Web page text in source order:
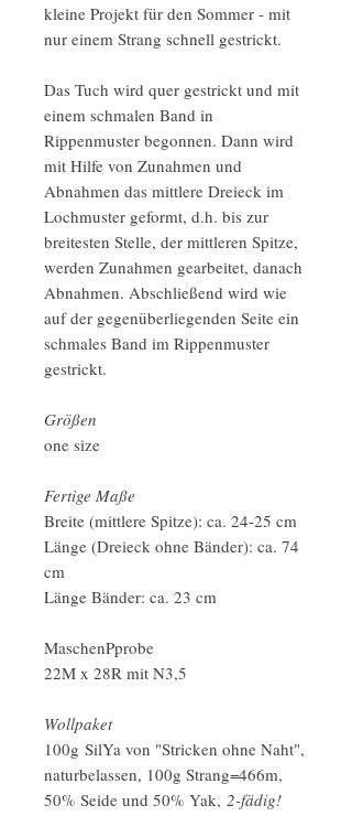
kleine Projekt für den Sommer - mit
nur einem Strang schnell gestrickt.
Das Tuch wird quer gestrickt und mit
einem schmalen Band in
Rippenmuster begonnen. Dann wird
mit Hilfe von Zunahmen und
Abnahmen das mittlere Dreieck im
Lochmuster geformt, d.h. bis zur
breitesten Stelle, der mittleren Spitze,
werden Zunahmen gearbeitet, danach
Abnahmen. Abschließend wird wie
auf der gegenüberliegenden Seite ein
schmales Band im Rippenmuster
gestrickt.
Größen
one size
Fertige Maße
Breite (mittlere Spitze): ca. 24-25 cm
Länge (Dreieck ohne Bänder): ca. 74
cm
Länge Bänder: ca. 23 cm
MaschenPprobe
22M x 28R mit N3,5
Wollpaket
100g SilYa von "Stricken ohne Naht",
naturbelassen, 100g Strang=466m,
50% Seide und 50% Yak, 2-fädig!